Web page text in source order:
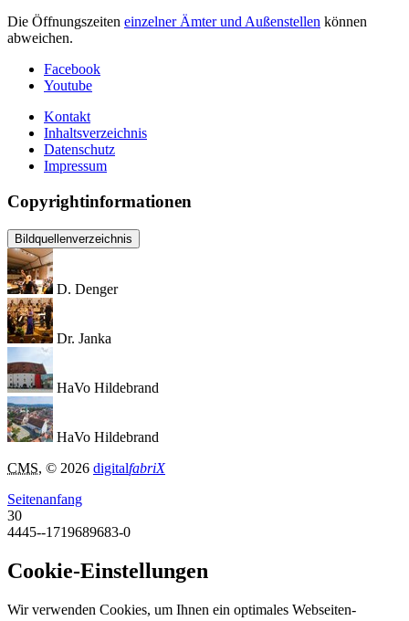
Die Öffnungszeiten einzelner Ämter und Außenstellen können
abweichen.
Facebook
Youtube
Kontakt
Inhaltsverzeichnis
Datenschutz
Impressum
Copyrightinformationen
Bildquellenverzeichnis
D. Denger
Dr. Janka
HaVo Hildebrand
HaVo Hildebrand
CMS, © 2026 digitalfabriX
Seitenanfang
30
4445--1719689683-0
Cookie-Einstellungen
Wir verwenden Cookies, um Ihnen ein optimales Webseiten-